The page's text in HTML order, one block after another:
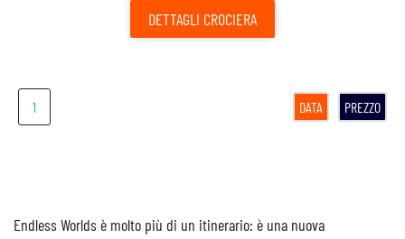
Endless Worlds è molto più di un itinerario: è una nuova
DETTAGLI CROCIERA
1 DATA PREZZO